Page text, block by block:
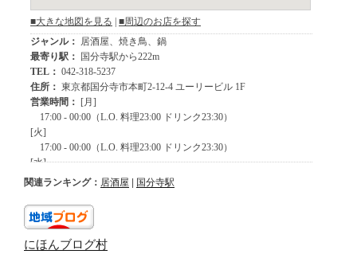
関連ランキング： 居酒屋 国分寺駅
にほんブログ村